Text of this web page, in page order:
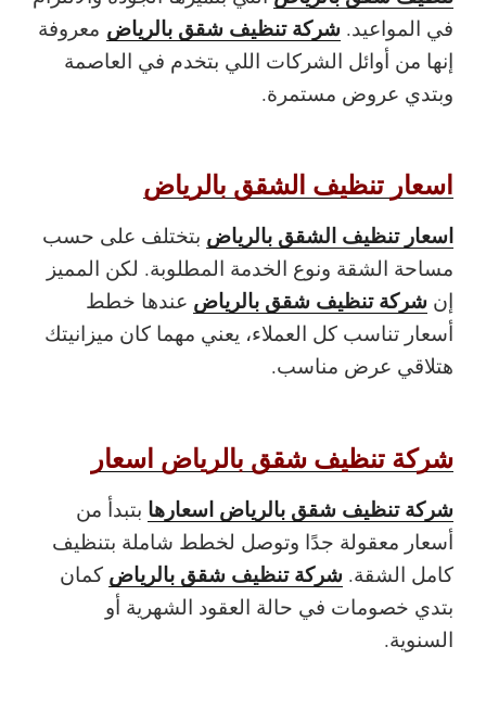
في المواعيد. شركة تنظيف شقق بالرياض معروفة
إنها من أوائل الشركات اللي بتخدم في العاصمة
وبتدي عروض مستمرة.
اسعار تنظيف الشقق بالرياض
اسعار تنظيف الشقق بالرياض بتختلف على حسب
مساحة الشقة ونوع الخدمة المطلوبة. لكن المميز
إن شركة تنظيف شقق بالرياض عندها خطط
أسعار تناسب كل العملاء، يعني مهما كان ميزانيتك
هتلاقي عرض مناسب.
شركة تنظيف شقق بالرياض اسعار
شركة تنظيف شقق بالرياض اسعارها بتبدأ من
أسعار معقولة جدًا وتوصل لخطط شاملة بتنظيف
كامل الشقة. شركة تنظيف شقق بالرياض كمان
بتدي خصومات في حالة العقود الشهرية أو
السنوية.